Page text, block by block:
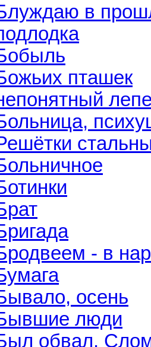
в
пташек
- в
осень
люди
обвал.